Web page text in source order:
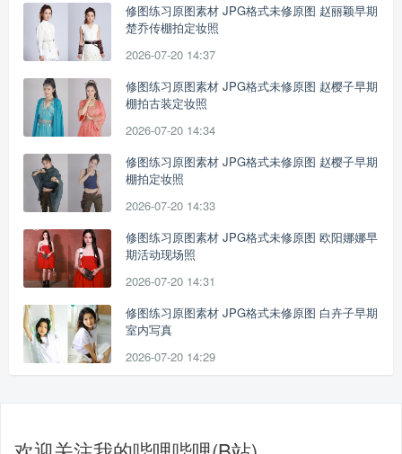
修图练习原图素材 JPG格式未修原图 赵丽颖早期
楚乔传棚拍定妆照
2026-07-20 14:37
修图练习原图素材 JPG格式未修原图 赵樱子早期
棚拍古装定妆照
2026-07-20 14:34
修图练习原图素材 JPG格式未修原图 赵樱子早期
棚拍定妆照
2026-07-20 14:33
修图练习原图素材 JPG格式未修原图 欧阳娜娜早
期活动现场照
2026-07-20 14:31
修图练习原图素材 JPG格式未修原图 白卉子早期
室内写真
2026-07-20 14:29